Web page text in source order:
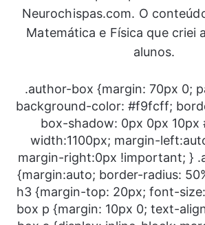
Neurochispas.com. O
Matemática e Física que criei
alunos.
.author-box {margin: 70px 0;
background-color: #f9fcff;
box-shadow: 0px 0px 10px
width:1100px; margin-
margin-right:0px !important; }
{margin:auto; border-radius:
h3 {margin-top: 20px; font-
box p {margin: 10px 0; text-